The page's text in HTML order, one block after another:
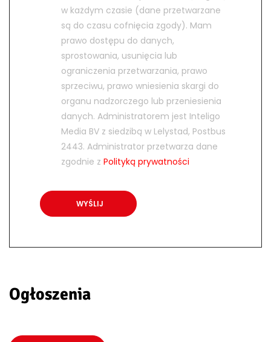
w każdym czasie (dane przetwarzane
są do czasu cofnięcia zgody). Mam
prawo dostępu do danych,
sprostowania, usunięcia lub
ograniczenia przetwarzania, prawo
sprzeciwu, prawo wniesienia skargi do
organu nadzorczego lub przeniesienia
danych. Administratorem jest Inteligo
Media BV z siedzibą w Lelystad, Postbus
2443. Administrator przetwarza dane
zgodnie z Polityką prywatności
Ogłoszenia